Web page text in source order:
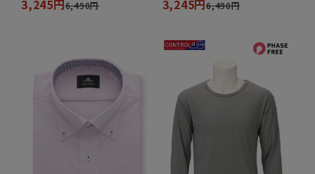
3,245円6,490円 3,245円6,490円